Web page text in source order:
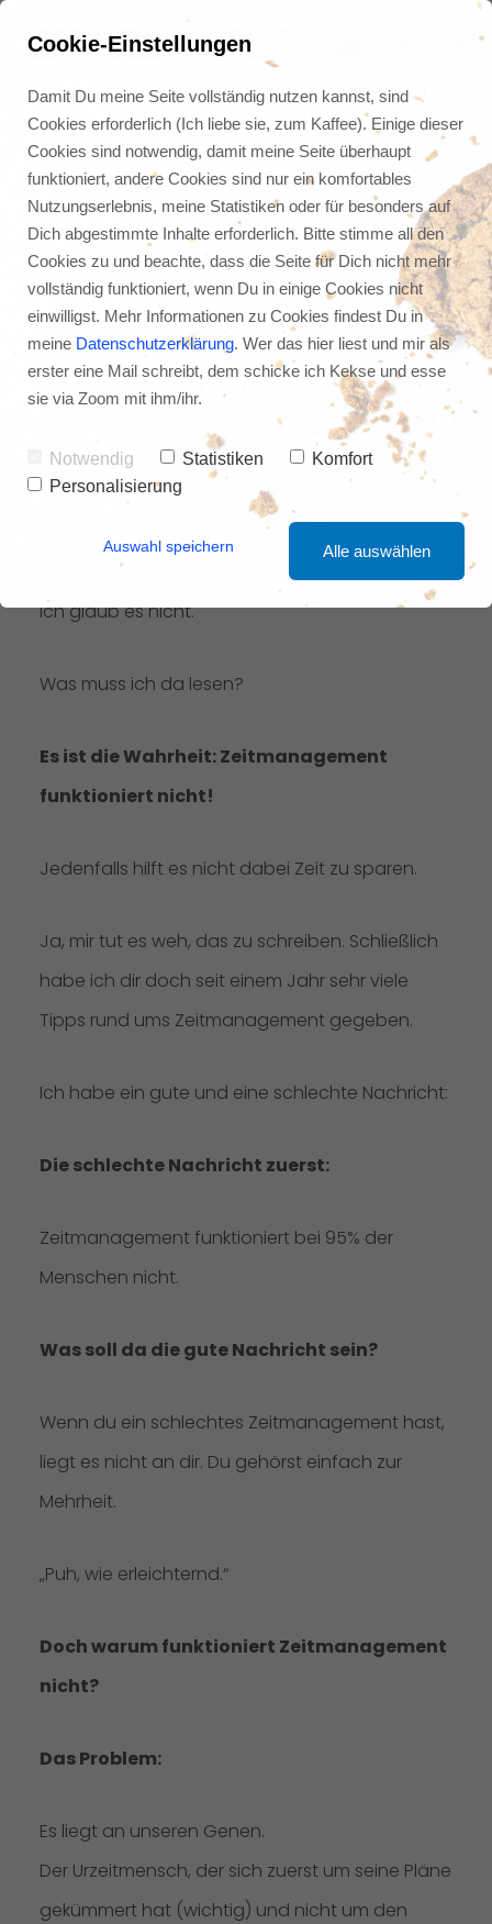
Die schockierende
Wahrheit
über Zeitmanagement
Ich glaub es nicht.
Was muss ich da lesen?
Es ist die Wahrheit: Zeitmanagement
funktioniert nicht!
Jedenfalls hilft es nicht dabei Zeit zu sparen.
Ja, mir tut es weh, das zu schreiben. Schließlich
habe ich dir doch seit einem Jahr sehr viele
Tipps rund ums Zeitmanagement gegeben.
Ich habe ein gute und eine schlechte Nachricht:
Die schlechte Nachricht zuerst:
Zeitmanagement funktioniert bei 95% der
Menschen nicht.
Was soll da die gute Nachricht sein?
Wenn du ein schlechtes Zeitmanagement hast,
liegt es nicht an dir. Du gehörst einfach zur
Mehrheit.
„Puh, wie erleichternd.“
Doch warum funktioniert Zeitmanagement
nicht?
Das Problem:
Es liegt an unseren Genen.
Der Urzeitmensch, der sich zuerst um seine Pläne
gekümmert hat (wichtig) und nicht um den
Cookie-Einstellungen
Damit Du meine Seite vollständig nutzen kannst, sind
Cookies erforderlich (Ich liebe sie, zum Kaffee). Einige dieser
Cookies sind notwendig, damit meine Seite überhaupt
funktioniert, andere Cookies sind nur ein komfortables
Nutzungserlebnis, meine Statistiken oder für besonders auf
Dich abgestimmte Inhalte erforderlich. Bitte stimme all den
Cookies zu und beachte, dass die Seite für Dich nicht mehr
vollständig funktioniert, wenn Du in einige Cookies nicht
einwilligst. Mehr Informationen zu Cookies findest Du in
meine Datenschutzerklärung. Wer das hier liest und mir als
erster eine Mail schreibt, dem schicke ich Kekse und esse
sie via Zoom mit ihm/ihr.
Notwendig Statistiken
Komfort
Personalisierung
Auswahl speichern Alle auswählen